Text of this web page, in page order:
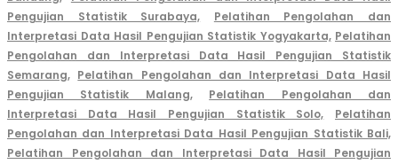
Pengujian Statistik Surabaya,
Pelatihan Pengolahan dan
Interpretasi Data Hasil Pengujian Statistik Yogyakarta, Pelatihan
Pengolahan dan Interpretasi Data Hasil Pengujian Statistik
Semarang, Pelatihan Pengolahan dan Interpretasi Data Hasil
Pengujian Statistik Malang,
Pelatihan Pengolahan dan
Interpretasi Data Hasil Pengujian Statistik Solo,
Pelatihan
Pengolahan dan Interpretasi Data Hasil Pengujian Statistik Bali,
Pelatihan Pengolahan dan Interpretasi Data Hasil Pengujian